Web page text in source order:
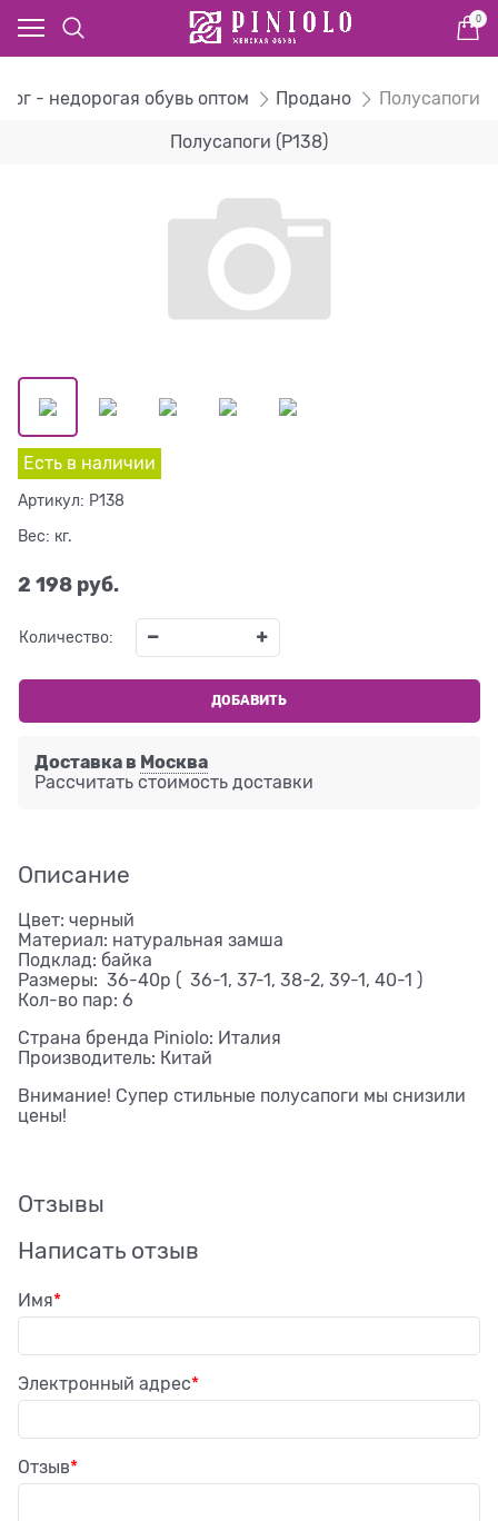
0
- недорогая обувь оптом Продано Полусапоги
Полусапоги (P138)
Есть в наличии
Артикул: P138
Вес: кг.
2 198 руб.
Количество:
ДОБАВИТЬ
Доставка в Москва
Рассчитать стоимость доставки
Описание
Цвет: черный
Материал: натуральная замша
Подклад: байка
Размеры: 36-40р ( 36-1, 37-1, 38-2, 39-1, 40-1 )
Кол-во пар: 6
Страна бренда Piniolo: Италия
Производитель: Китай
Внимание! Супер стильные полусапоги мы снизили
цены!
Отзывы
Написать отзыв
Имя
Электронный адрес
Отзыв